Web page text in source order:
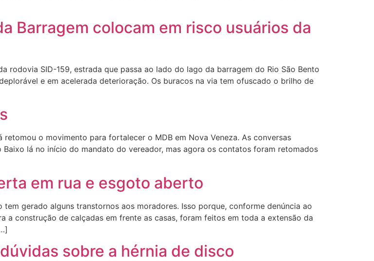
Barragem colocam em risco usuários da
rodovia SID-159, estrada que passa ao lado do lago da barragem do Rio São Bento
e em acelerada deterioração. Os buracos na via tem ofuscado o brilho de
o movimento para fortalecer o MDB em Nova Veneza. As conversas
lá no início do mandato do vereador, mas agora os contatos foram retomados
em rua e esgoto aberto
gerado alguns transtornos aos moradores. Isso porque, conforme denúncia ao
a construção de calçadas em frente as casas, foram feitos em toda a extensão da
sobre a hérnia de disco